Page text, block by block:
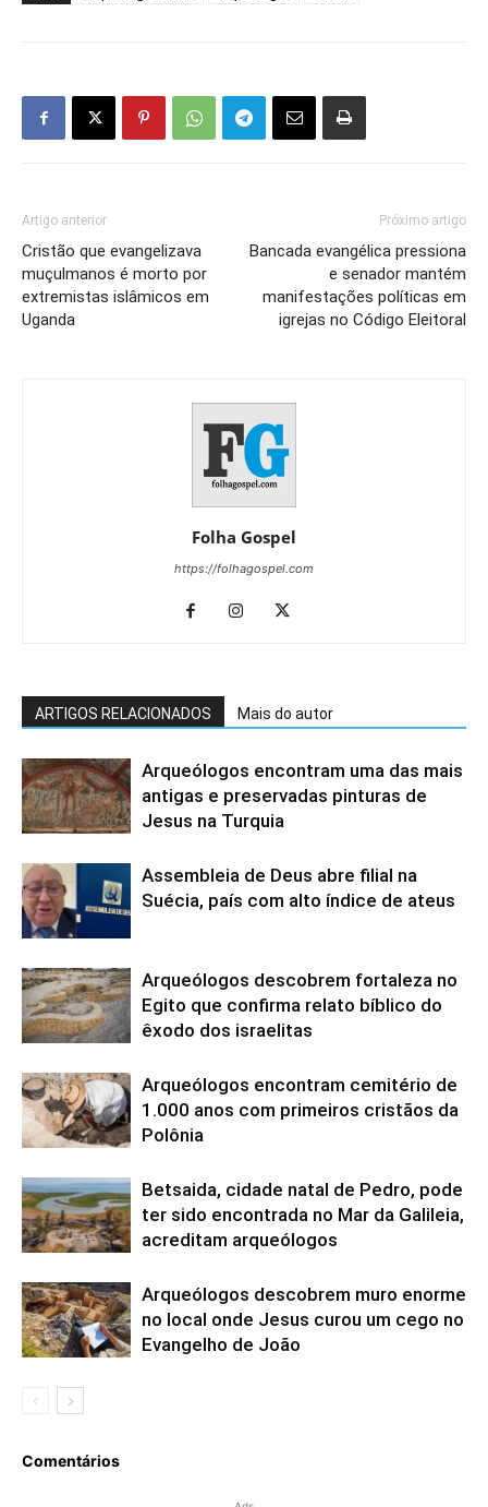
Artigo anterior
Cristão que evangelizava
muçulmanos é morto por
extremistas islâmicos em
Uganda
Próximo artigo
Bancada evangélica pressiona
e senador mantém
manifestações políticas em
igrejas no Código Eleitoral
Folha Gospel
https://folhagospel.com
ARTIGOS RELACIONADOS Mais do autor
Arqueólogos encontram uma das mais
antigas e preservadas pinturas de
Jesus na Turquia
Assembleia de Deus abre filial na
Suécia, país com alto índice de ateus
Arqueólogos descobrem fortaleza no
Egito que confirma relato bíblico do
êxodo dos israelitas
Arqueólogos encontram cemitério de
1.000 anos com primeiros cristãos da
Polônia
Betsaida, cidade natal de Pedro, pode
ter sido encontrada no Mar da Galileia,
acreditam arqueólogos
Arqueólogos descobrem muro enorme
no local onde Jesus curou um cego no
Evangelho de João
Comentários